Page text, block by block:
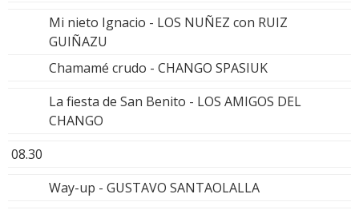
Mi nieto Ignacio - LOS NUÑEZ con RUIZ
GUIÑAZU
Chamamé crudo - CHANGO SPASIUK
La fiesta de San Benito - LOS AMIGOS DEL
CHANGO
08.30
Way-up - GUSTAVO SANTAOLALLA